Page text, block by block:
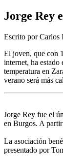
Jorge Rey
Escrito por Carlos
El joven, que con
internet, ha estado
temperatura en
verano será más
Jorge Rey fue el
en Burgos. A
La asociación
presentado por